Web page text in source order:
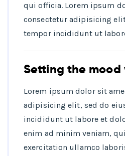
qui officia. Lorem ipsum
consectetur adipisicing
tempor incididunt ut
Setting the mood
Lorem ipsum dolor sit
adipisicing elit, sed do
incididunt ut labore et
enim ad minim veniam,
exercitation ullamco